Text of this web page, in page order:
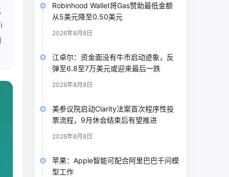
Robinhood Wallet将Gas赞助最低金额
从5美元降至0.50美元
2026年8月8日
江卓尔：资金面没有牛市启动迹象，反
弹至6.8至7万美元或迎来最后一跌
2026年8月8日
美参议院启动Clarity法案首次程序性投
票流程，9月休会结束后有望推进
2026年8月8日
苹果：Apple智能可配合阿里巴巴千问模
型工作